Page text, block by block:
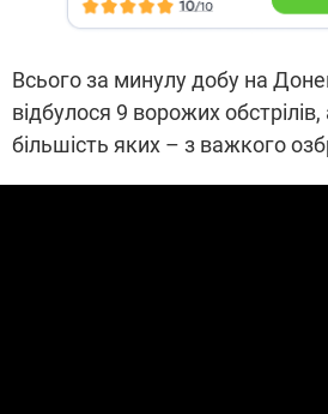
Всього за минулу добу на
відбулося 9 ворожих
більшість яких – з важкого